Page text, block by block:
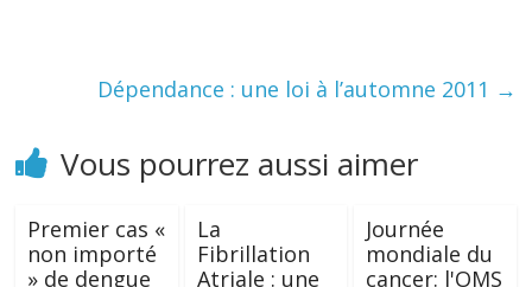
Dépendance : une loi à l’automne 2011 →
Vous pourrez aussi aimer
Premier cas «
non importé
» de dengue
La
Fibrillation
Atriale : une
Journée
mondiale du
cancer: l'OMS